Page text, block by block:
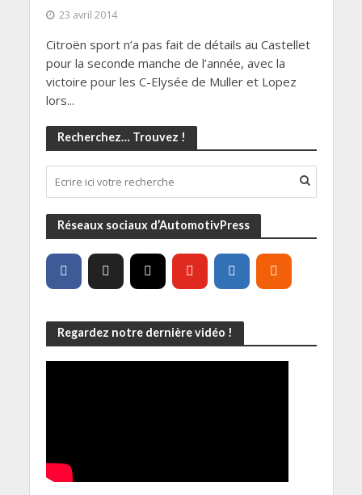
23 avril 2014
Citroën sport n’a pas fait de détails au Castellet
pour la seconde manche de l’année, avec la
victoire pour les C-Elysée de Muller et Lopez
lors...
Recherchez… Trouvez !
Réseaux sociaux d’AutomotivPress
Regardez notre dernière vidéo !